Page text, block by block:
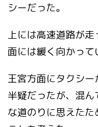
シーだった。
上には高速道路が
面には緩く向かって
王宮方面にタクシ
半疑だったが、混
な道のりに思えた